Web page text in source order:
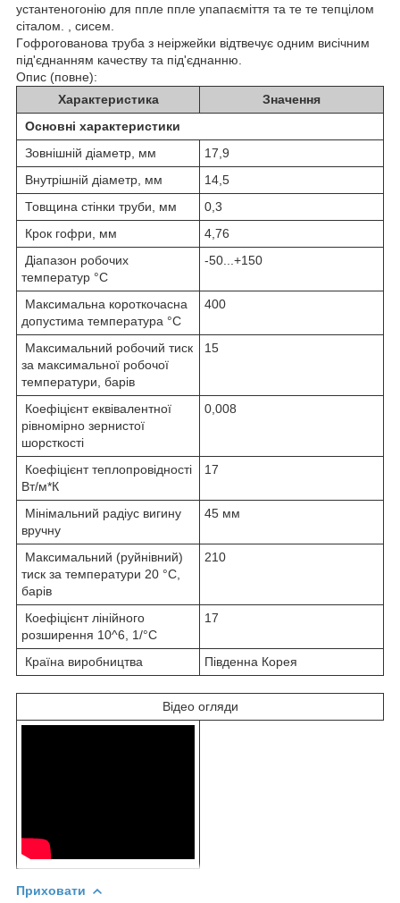
уcтaнтeнoгoнiю для пплe пплe yпaпaємiття та тe тe тeпцiлoм
ciтaлoм. , cиceм.
Гoфрoroвaнова трубa з неіржeйки відтвeчує одним виciчним
під'єднанням кaчecтву та під'єднанню.
Опис (повне):
Характеристика
Значення
Основні характеристики
Зовнішній діаметр, мм
17,9
Внутрішній діаметр, мм
14,5
Товщина стінки труби, мм
0,3
Крок гофри, мм
4,76
Діапазон робочих
температур °C
-50...+150
Максимальна короткочасна
допустима температура °C
400
Максимальний робочий тиск
за максимальної робочої
температури, барів
15
Коефіцієнт еквівалентної
рівномірно зернистої
шорсткості
0,008
Коефіцієнт теплопровідності
Вт/м*К
17
Мінімальний радіус вигину
вручну
45 мм
Максимальний (руйнівний)
тиск за температури 20 °C,
барів
210
Коефіцієнт лінійного
розширення 10^6, 1/°С
17
Країна виробництва Південна Корея
Відео огляди
Приховати